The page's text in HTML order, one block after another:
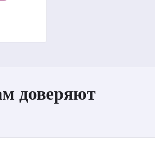
доверяют